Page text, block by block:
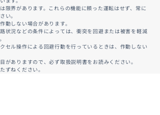
限界があります。これらの機能に頼った運転はせず、常に
い。
動しない場合があります。
状況などの条件によっては、衝突を回避または被害を軽減
セル操作による回避行動を行っているときは、作動しない
がありますので、必ず取扱説明書をお読みください。
ずねください。